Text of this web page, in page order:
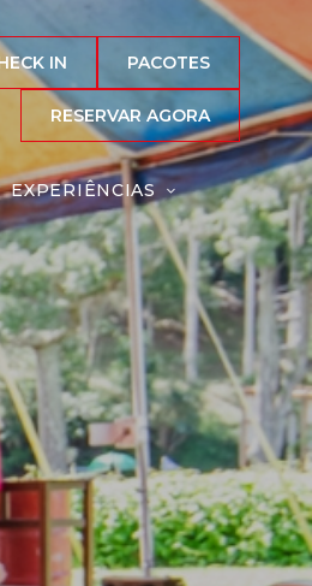
IN PACOTES
RESERVAR AGORA
EXPERIÊNCIAS
agora, com
preço